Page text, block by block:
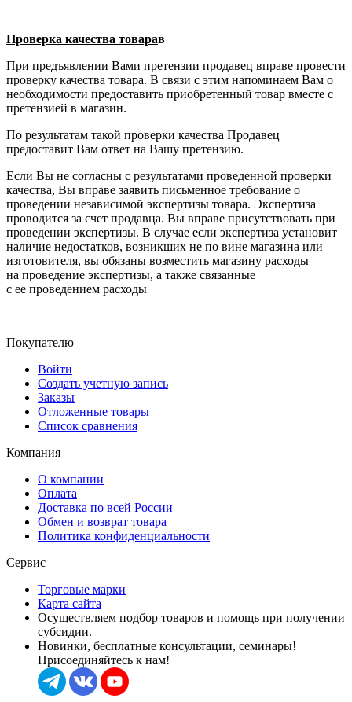
Проверка качества товарав
При предъявлении Вами претензии продавец вправе провести
проверку качества товара. В связи с этим напоминаем Вам о
необходимости предоставить приобретенный товар вместе с
претензией в магазин.
По результатам такой проверки качества Продавец
предоставит Вам ответ на Вашу претензию.
Если Вы не согласны с результатами проведенной проверки
качества, Вы вправе заявить письменное требование о
проведении независимой экспертизы товара. Экспертиза
проводится за счет продавца. Вы вправе присутствовать при
проведении экспертизы. В случае если экспертиза установит
наличие недостатков, возникших не по вине магазина или
изготовителя, вы обязаны возместить магазину расходы
на проведение экспертизы, а также связанные
с ее проведением расходы
Покупателю
Войти
Создать учетную запись
Заказы
Отложенные товары
Список сравнения
Компания
О компании
Оплата
Доставка по всей России
Обмен и возврат товара
Политика конфиденциальности
Сервис
Торговые марки
Карта сайта
Осуществляем подбор товаров и помощь при получении
субсидии.
Новинки, бесплатные консультации, семинары!
Присоединяйтесь к нам!